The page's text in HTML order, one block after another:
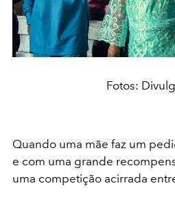
Fotos:
Quando uma mãe faz um
e com uma grande
uma competição acirrada